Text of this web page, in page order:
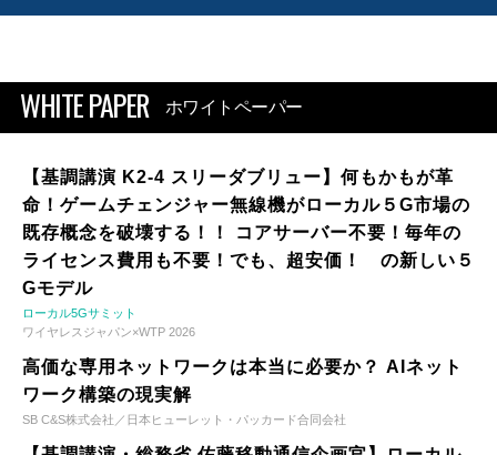
WHITE PAPER ホワイトペーパー
【基調講演 K2-4 スリーダブリュー】何もかもが革
命！ゲームチェンジャー無線機がローカル５G市場の
既存概念を破壊する！！ コアサーバー不要！毎年の
ライセンス費用も不要！でも、超安価！ の新しい５
Gモデル
ローカル5Gサミット
ワイヤレスジャパン×WTP 2026
高価な専用ネットワークは本当に必要か？ AIネット
ワーク構築の現実解
SB C&S株式会社／日本ヒューレット・パッカード合同会社